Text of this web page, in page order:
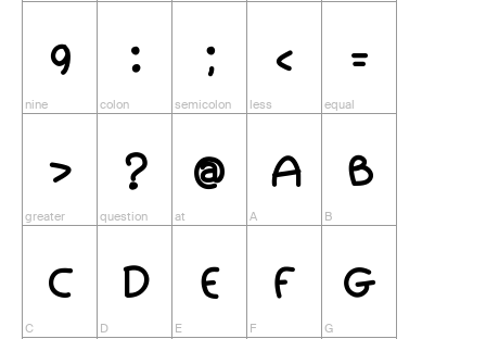
9 : ; < =
> ? @ A B
C D E F G